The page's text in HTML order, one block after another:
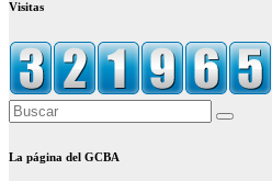
Visitas
La página del GCBA